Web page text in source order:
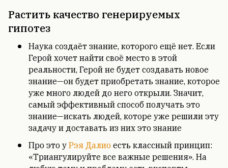
Растить качество генерируемых
гипотез
Наука создаёт знание, которого ещё нет. Если
Герой хочет найти своё место в этой
реальности, Герой не будет создавать новое
знание—он будет приобретать знание, которое
уже много людей до него открыли. Значит,
самый эффективный способ получать это
знание—искать людей, которе уже решили эту
задачу и доставать из них это знание
Про это у Рэя Далио есть классный принцип:
«Триангулируйте все важные решения». На